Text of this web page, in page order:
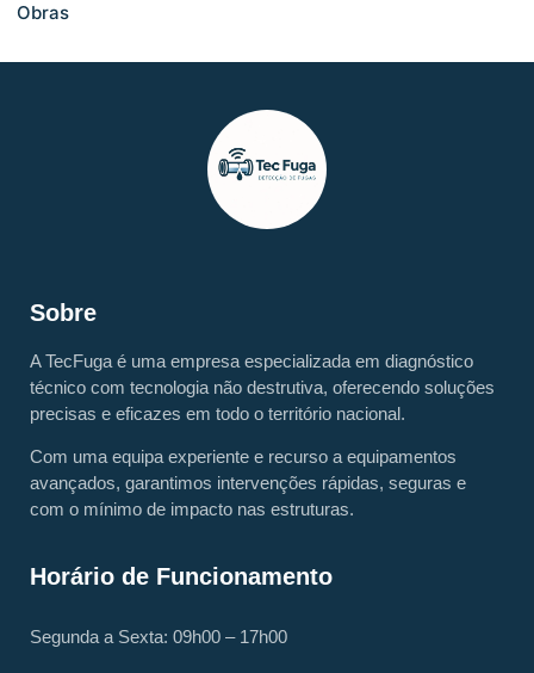
Obras
Sobre
A TecFuga é uma empresa especializada em diagnóstico
técnico com tecnologia não destrutiva, oferecendo soluções
precisas e eficazes em todo o território nacional.
Com uma equipa experiente e recurso a equipamentos
avançados, garantimos intervenções rápidas, seguras e
com o mínimo de impacto nas estruturas.
Horário de Funcionamento
Segunda a Sexta: 09h00 – 17h00